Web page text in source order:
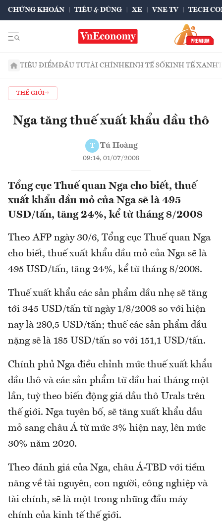
CHỨNG KHOÁN TIÊU & DÙNG XE VNE TV TECH
TIÊU ĐIỂMĐẦU TƯTÀI CHÍNHKINH TẾ SỐKINH TẾ XANH
THẾ GIỚI
Nga tăng thuế xuất khẩu dầu thô
T Tú Hoàng
09:14, 01/07/2008
Tổng cục Thuế quan Nga cho biết, thuế
xuất khẩu dầu mỏ của Nga sẽ là 495
USD/tấn, tăng 24%, kể từ tháng 8/2008
Theo AFP ngày 30/6, Tổng cục Thuế quan Nga
cho biết, thuế xuất khẩu dầu mỏ của Nga sẽ là
495 USD/tấn, tăng 24%, kể từ tháng 8/2008.
Thuế xuất khẩu các sản phẩm dầu nhẹ sẽ tăng
tới 345 USD/tấn từ ngày 1/8/2008 so với hiện
nay là 280,5 USD/tấn; thuế các sản phẩm dầu
nặng sẽ là 185 USD/tấn so với 151,1 USD/tấn.
Chính phủ Nga điều chỉnh mức thuế xuất khẩu
dầu thô và các sản phẩm từ dầu hai tháng một
lần, tuỳ theo biến động giá dầu thô Urals trên
thế giới. Nga tuyên bố, sẽ tăng xuất khẩu dầu
mỏ sang châu Á từ mức 3% hiện nay, lên mức
30% năm 2020.
Theo đánh giá của Nga, châu Á-TBD với tiềm
năng về tài nguyên, con người, công nghiệp và
tài chính, sẽ là một trong những đầu máy
chính của kinh tế thế giới.